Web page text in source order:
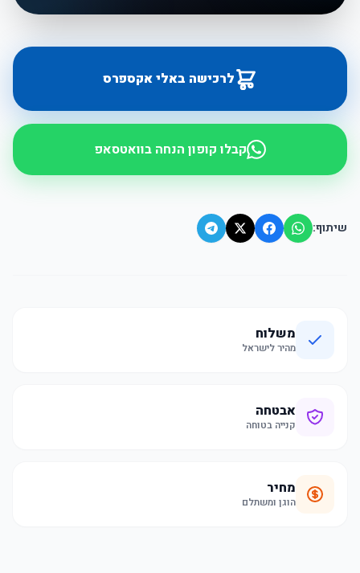
לרכישה באלי אקספרס
קבלו קופון הנחה בוואטסאפ
שיתוף:
משלוח
מהיר לישראל
אבטחה
קנייה בטוחה
מחיר
הוגן ומשתלם